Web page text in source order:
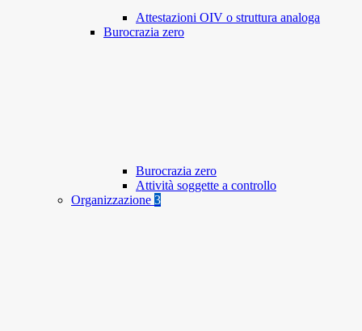
Attestazioni OIV o struttura analoga
Burocrazia zero
Burocrazia zero
Attività soggette a controllo
Organizzazione 3